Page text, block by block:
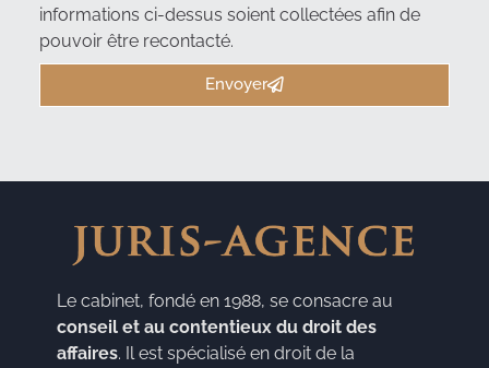
informations ci-dessus soient collectées afin de
pouvoir être recontacté.
Envoyer
Le cabinet, fondé en 1988, se consacre au
conseil et au contentieux du droit des
affaires. Il est spécialisé en droit de la